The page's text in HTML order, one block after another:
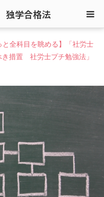
独学合格法
と全科目を眺める】「社労士
措置 社労士プチ勉強法」